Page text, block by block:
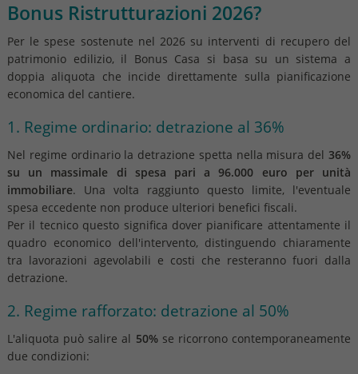
Bonus Ristrutturazioni 2026?
Per le spese sostenute nel 2026 su interventi di recupero del
patrimonio edilizio, il Bonus Casa si basa su un sistema a
doppia aliquota che incide direttamente sulla pianificazione
economica del cantiere.
1. Regime ordinario: detrazione al 36%
Nel regime ordinario la detrazione spetta nella misura del 36%
su un massimale di spesa pari a 96.000 euro per unità
immobiliare. Una volta raggiunto questo limite, l'eventuale
spesa eccedente non produce ulteriori benefici fiscali.
Per il tecnico questo significa dover pianificare attentamente il
quadro economico dell'intervento, distinguendo chiaramente
tra lavorazioni agevolabili e costi che resteranno fuori dalla
detrazione.
2. Regime rafforzato: detrazione al 50%
L'aliquota può salire al 50%se ricorrono contemporaneamente
due condizioni: